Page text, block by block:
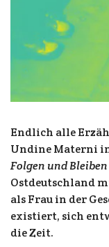
Endlich alle
Undine Materni
Folgen und Bleiben
Ostdeutschland
als Frau in der
existiert, sich
die Zeit.